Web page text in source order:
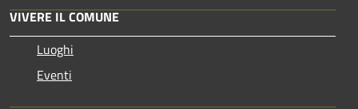
VIVERE IL COMUNE
Luoghi
Eventi